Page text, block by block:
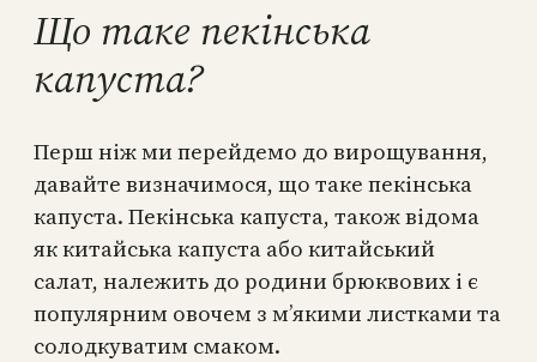
Що таке пекінська
капуста?
Перш ніж ми перейдемо до вирощування,
давайте визначимося, що таке пекінська
капуста. Пекінська капуста, також відома
як китайська капуста або китайський
салат, належить до родини брюквових і є
популярним овочем з м’якими листками та
солодкуватим смаком.